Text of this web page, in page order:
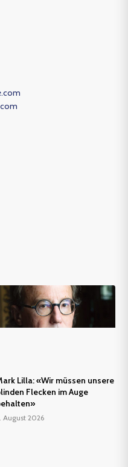
Lilla: «Wir müssen unsere
Flecken im Auge
August 2026